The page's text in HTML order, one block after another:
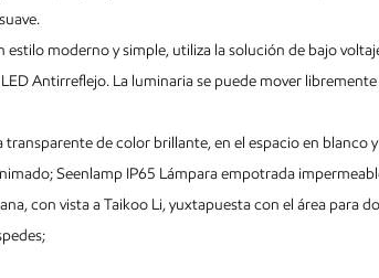
moderno y simple, utiliza la solución de bajo
Antirreflejo. La luminaria se puede mover
transparente de color brillante, en el espacio en blanco
Seenlamp IP65 Lámpara empotrada
con vista a Taikoo Li, yuxtapuesta con el área para